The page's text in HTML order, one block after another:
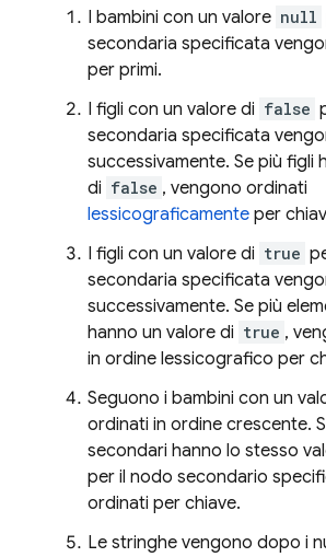
I bambini con un valore null
secondaria specificata
per primi.
I figli con un valore di false
secondaria specificata
successivamente. Se più figli
di false , vengono ordinati
lessicograficamente per
I figli con un valore di true
secondaria specificata
successivamente. Se più
hanno un valore di true ,
in ordine lessicografico per
Seguono i bambini con un
ordinati in ordine crescente.
secondari hanno lo stesso
per il nodo secondario
ordinati per chiave.
Le stringhe vengono dopo i